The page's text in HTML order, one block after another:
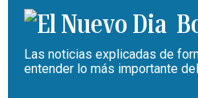
Las noticias explicadas de
entender lo más importante